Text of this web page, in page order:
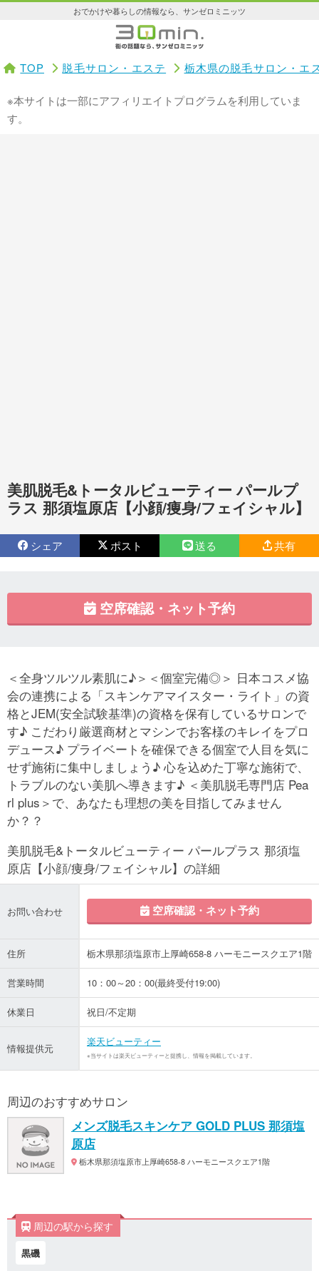
おでかけや暮らしの情報なら、サンゼロミニッツ
TOP 脱毛サロン・エステ 栃木県の脱毛サロン・エ
※本サイトは一部にアフィリエイトプログラムを利用していま
す。
美肌脱毛&トータルビューティー パールプ
ラス 那須塩原店【小顔/痩身/フェイシャル】
シェア ポスト 送る 共有
空席確認・ネット予約
＜全身ツルツル素肌に♪＞＜個室完備◎＞ 日本コスメ協
会の連携による「スキンケアマイスター・ライト」の資
格とJEM(安全試験基準)の資格を保有しているサロンで
す♪ こだわり厳選商材とマシンでお客様のキレイをプロ
デュース♪ プライベートを確保できる個室で人目を気に
せず施術に集中しましょう♪ 心を込めた丁寧な施術で、
トラブルのない美肌へ導きます♪ ＜美肌脱毛専門店 Pea
rl plus＞で、あなたも理想の美を目指してみません
か？？
美肌脱毛&トータルビューティー パールプラス 那須塩
原店【小顔/痩身/フェイシャル】の詳細
お問い合わせ 空席確認・ネット予約
住所 栃木県那須塩原市上厚崎658-8 ハーモニースクエア1階
営業時間 10：00～20：00(最終受付19:00)
休業日 祝日/不定期
情報提供元
楽天ビューティー
※当サイトは楽天ビューティーと提携し、情報を掲載しています。
周辺のおすすめサロン
メンズ脱毛スキンケア GOLD PLUS 那須塩
原店
栃木県那須塩原市上厚崎658-8 ハーモニースクエア1階
周辺の駅から探す
黒磯